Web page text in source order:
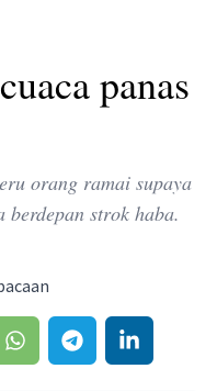
panas
orang ramai supaya
strok haba.